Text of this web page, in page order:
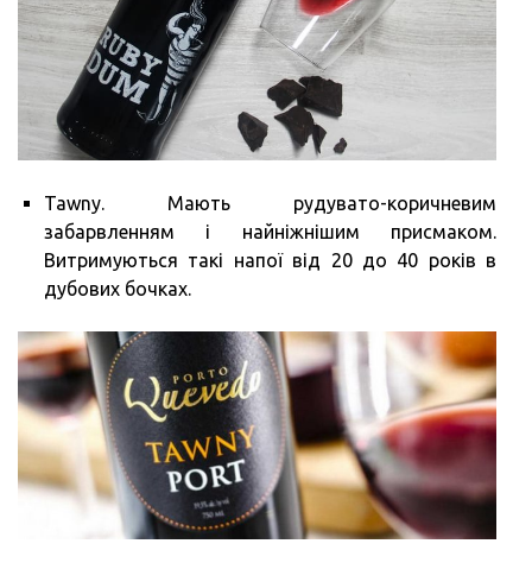
Tawny. Мають рудувато-коричневим
забарвленням і найніжнішим присмаком.
Витримуються такі напої від 20 до 40 років в
дубових бочках.